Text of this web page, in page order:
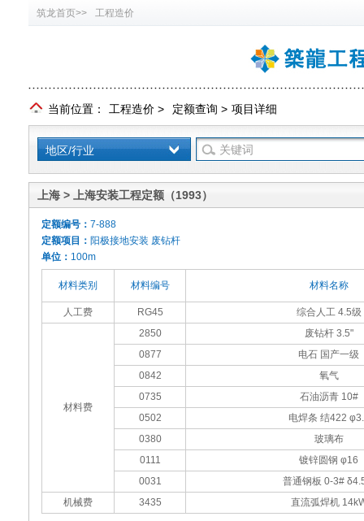
筑龙首页>> 工程造价
当前位置： 工程造价 > 定额查询 > 项目详细
地区/行业
上海 > 上海安装工程定额（1993）
定额编号： 7-888
定额项目： 阳极接地安装 废钻杆
单位： 100m
材料类别 材料编号 材料名称
人工费 RG45 综合人工 4.5级
材料费
2850
废钻杆 3.5"
0877
电石 国产一级
0842
氧气
0735
石油沥青 10#
0502
电焊条 结422
0380
玻璃布
0111
镀锌圆钢 φ16
0031
普通钢板 0-3#
机械费
3435 直流弧焊机